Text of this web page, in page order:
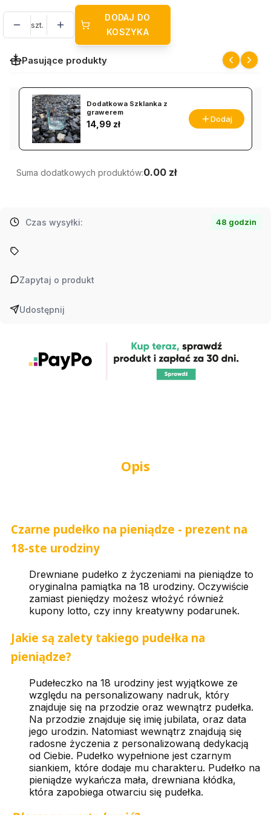
szt.
DODAJ DO
KOSZYKA
Pasujące produkty
Dodatkowa Szklanka z
grawerem
Cena
14,99 zł Dodaj
Suma dodatkowych produktów:0.00 zł
Czas wysyłki: 48 godzin
Zapytaj o produkt
Udostępnij
Opis
Czarne pudełko na pieniądze - prezent na
18-ste urodziny
Drewniane pudełko z życzeniami na pieniądze to
oryginalna pamiątka na 18 urodziny. Oczywiście
zamiast pieniędzy możesz włożyć również
kupony lotto, czy inny kreatywny podarunek.
Jakie są zalety takiego pudełka na
pieniądze?
Pudełeczko na 18 urodziny jest wyjątkowe ze
względu na personalizowany nadruk, który
znajduje się na przodzie oraz wewnątrz pudełka.
Na przodzie znajduje się imię jubilata, oraz data
jego urodzin. Natomiast wewnątrz znajdują się
radosne życzenia z personalizowaną dedykacją
od Ciebie. Pudełko wypełnione jest czarnym
siankiem, które dodaje mu charakteru. Pudełko na
pieniądze wykańcza mała, drewniana kłódka,
która zapobiega otwarciu się pudełka.